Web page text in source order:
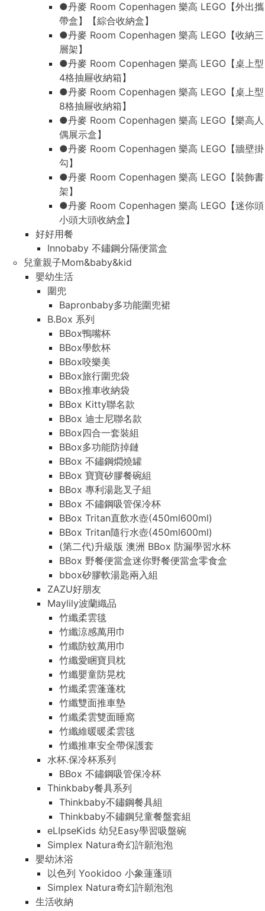
●丹麥 Room Copenhagen 樂高 LEGO【外出攜
帶盒】【綜合收納盒】
●丹麥 Room Copenhagen 樂高 LEGO【收納三
層架】
●丹麥 Room Copenhagen 樂高 LEGO【桌上型
4格抽屜收納箱】
●丹麥 Room Copenhagen 樂高 LEGO【桌上型
8格抽屜收納箱】
●丹麥 Room Copenhagen 樂高 LEGO【樂高人
偶展示盒】
●丹麥 Room Copenhagen 樂高 LEGO【牆壁掛
勾】
●丹麥 Room Copenhagen 樂高 LEGO【裝飾書
架】
●丹麥 Room Copenhagen 樂高 LEGO【迷你頭
小頭大頭收納盒】
好好用餐
Innobaby 不鏽鋼分隔便當盒
兒童親子Mom&baby&kid
嬰幼生活
圍兜
Bapronbaby多功能圍兜裙
B.Box 系列
BBox鴨嘴杯
BBox學飲杯
BBox咬樂美
BBox旅行圍兜袋
BBox推車收納袋
BBox Kitty聯名款
BBox 迪士尼聯名款
BBox四合一套裝組
BBox多功能防掉鏈
BBox 不鏽鋼燜燒罐
BBox 寶寶矽膠餐碗組
BBox 專利湯匙叉子組
BBox 不鏽鋼吸管保冷杯
BBox Tritan直飲水壺(450ml600ml)
BBox Tritan隨行水壺(450ml600ml)
(第二代)升級版 澳洲 BBox 防漏學習水杯
BBox 野餐便當盒迷你野餐便當盒零食盒
bbox矽膠軟湯匙兩入組
ZAZU好朋友
Maylily波蘭織品
竹纖柔雲毯
竹纖涼感萬用巾
竹纖防蚊萬用巾
竹纖愛睏寶貝枕
竹纖嬰童防晃枕
竹纖柔雲蓬蓬枕
竹纖雙面推車墊
竹纖柔雲雙面睡窩
竹纖維暖暖柔雲毯
竹纖推車安全帶保護套
水杯.保冷杯系列
BBox 不鏽鋼吸管保冷杯
Thinkbaby餐具系列
Thinkbaby不鏽鋼餐具組
Thinkbaby不鏽鋼兒童餐盤套組
eLIpseKids 幼兒Easy學習吸盤碗
Simplex Natura奇幻許願泡泡
嬰幼沐浴
以色列 Yookidoo 小象蓮蓬頭
Simplex Natura奇幻許願泡泡
生活收納